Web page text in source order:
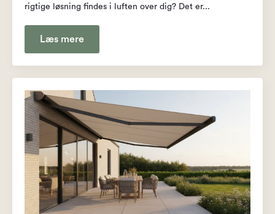
rigtige løsning findes i luften over dig? Det er...
Læs mere